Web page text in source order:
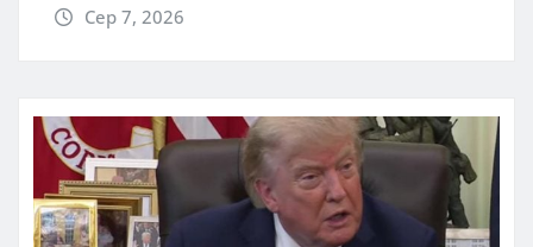
Сер 7, 2026